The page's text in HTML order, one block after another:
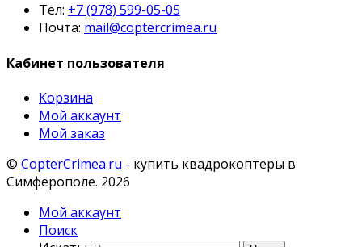
Тел: +7 (978) 599-05-05
Почта: mail@coptercrimea.ru
Кабинет пользователя
Корзина
Мой аккаунт
Мой заказ
© CopterCrimea.ru - купить квадрокоптеры в
Симферополе. 2026
Мой аккаунт
Поиск